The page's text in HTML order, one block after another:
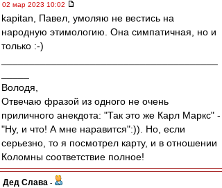
02 мар 2023 10:02
kapitan, Павел, умоляю не вестись на
народную этимологию. Она симпатичная, но и
только :-)
Володя,
Отвечаю фразой из одного не очень
приличного анекдота: "Так это же Карл Маркс" -
"Ну, и что! А мне наравится":)). Но, если
серьезно, то я посмотрел карту, и в отношении
Коломны соответствие полное!
Дед Слава -